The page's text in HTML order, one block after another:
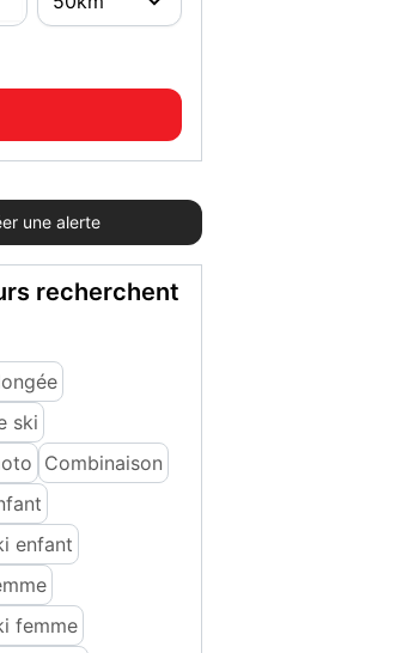
une alerte
recherchent
ski
Combinaison
enfant
femme